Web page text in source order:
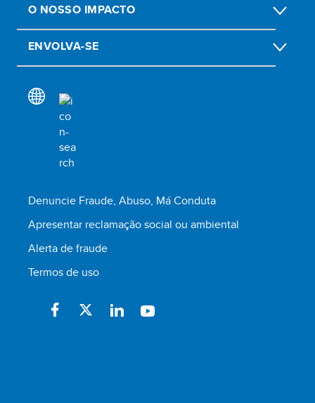
O NOSSO IMPACTO
ENVOLVA-SE
Denuncie Fraude, Abuso, Má Conduta
Apresentar reclamação social ou ambiental
Alerta de fraude
Termos de uso